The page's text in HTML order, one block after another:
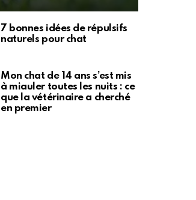
7 bonnes idées de répulsifs
naturels pour chat
Mon chat de 14 ans s’est mis
à miauler toutes les nuits : ce
que la vétérinaire a cherché
en premier